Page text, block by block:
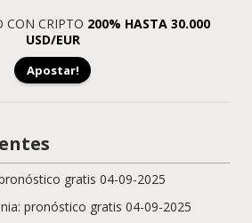
CON CRIPTO 200% HASTA 30.000
USD/EUR
Apostar!
gratis 04-09-2025
pronóstico gratis 04-09-2025